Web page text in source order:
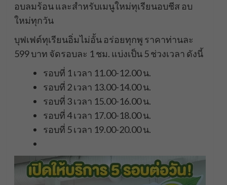
อบลมร้อน และสำหรับเมนูใหม่ทุเรียนอบชีส อบ
ใหม่ทุกวัน
บุฟเฟต์ทุเรียนอิ่มไม่อั้น อร่อยทุกพู ราคาท่านละ
599 บาท จัดรอบละ 1 ชม. แบ่งเป็น 5 ช่วงเวลา ดังนี้
รอบที่ 1 เวลา 11.00-12.00 น.
รอบที่ 2 เวลา 13.00-14.00 น.
รอบที่ 3 เวลา 15.00-16.00 น.
รอบที่ 4 เวลา 17.00-18.00 น.
รอบที่ 5 เวลา 19.00-20.00 น.